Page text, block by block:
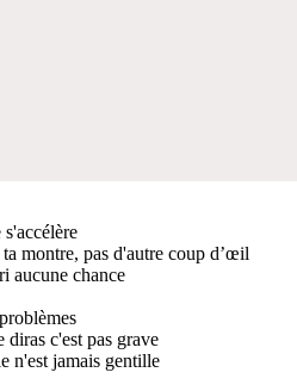
montre, pas d'autre coup d’œil
aucune chance
diras c'est pas grave
n'est jamais gentille